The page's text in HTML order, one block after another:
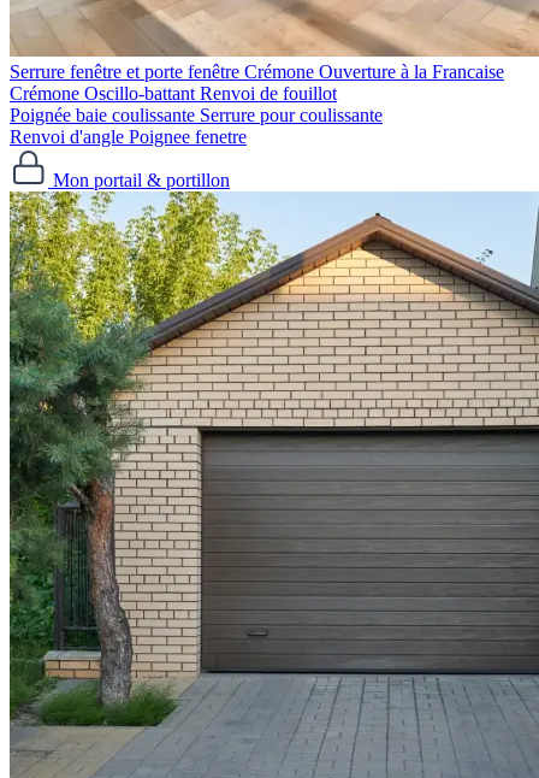
Serrure fenêtre et porte fenêtre
Crémone Ouverture à la Francaise
Crémone Oscillo-battant Renvoi de fouillot
Poignée baie coulissante Serrure pour coulissante
Renvoi d'angle Poignee fenetre
Mon portail & portillon